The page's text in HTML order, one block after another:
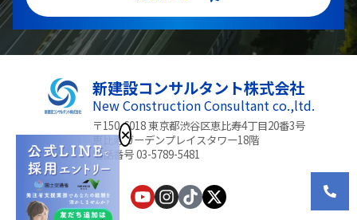
新建設コンサルタント株式会社
New Construction Consultant co.,ltd.
〒150-6018 東京都渋谷区恵比寿4丁目20番3号
恵比寿ガーデンプレイスタワー18階
電話番号 03-5789-5481